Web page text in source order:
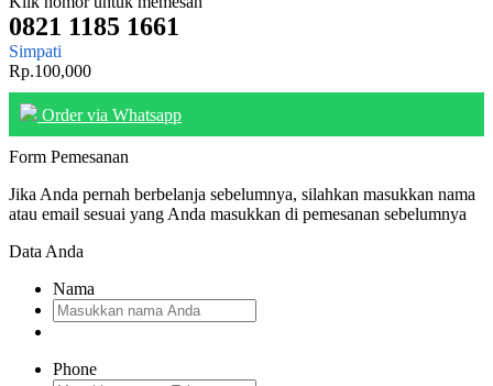
0821 1185 1661
Simpati
Rp.100,000
Order via Whatsapp
Form Pemesanan
Jika Anda pernah berbelanja sebelumnya, silahkan masukkan nama
atau email sesuai yang Anda masukkan di pemesanan sebelumnya
Data Anda
Nama
Phone